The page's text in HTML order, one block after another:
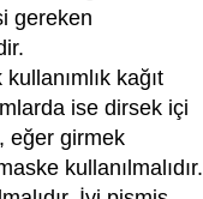
gereken
kağıt
ise dirsek içi
eğer girmek
kullanılmalıdır.